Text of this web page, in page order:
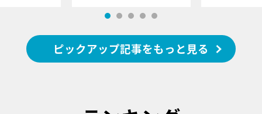
ピックアップ記事をもっと見る